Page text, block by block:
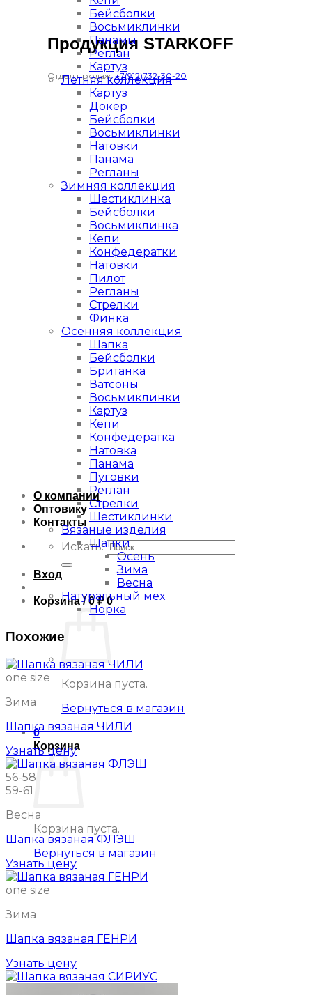
Продукция STARKOFF
Отдел продаж: +7(912)732-30-20
О компании
Оптовику
Контакты
Искать:
Вход
Корзина /0₽ 0
Корзина пуста.
Вернуться в магазин
0
Корзина
Корзина пуста.
Вернуться в магазин
Бейсболки
Восьмиклинки
Панамы
Реглан
Картуз
Летняя коллекция
Картуз
Докер
Бейсболки
Восьмиклинки
Натовки
Панама
Регланы
Зимняя коллекция
Шестиклинка
Бейсболки
Восьмиклинка
Кепи
Конфедератки
Натовки
Пилот
Регланы
Стрелки
Финка
Осенняя коллекция
Шапка
Бейсболки
Британка
Ватсоны
Восьмиклинки
Картуз
Кепи
Конфедератка
Натовка
Панама
Пуговки
Реглан
Стрелки
Шестиклинки
Вязаные изделия
Шапки
Осень
Зима
Весна
Натуральный мех
Норка
Похожие
one size
Зима
Шапка вязаная ЧИЛИ
Узнать цену
56-58
59-61
Весна
Шапка вязаная ФЛЭШ
Узнать цену
one size
Зима
Шапка вязаная ГЕНРИ
Узнать цену